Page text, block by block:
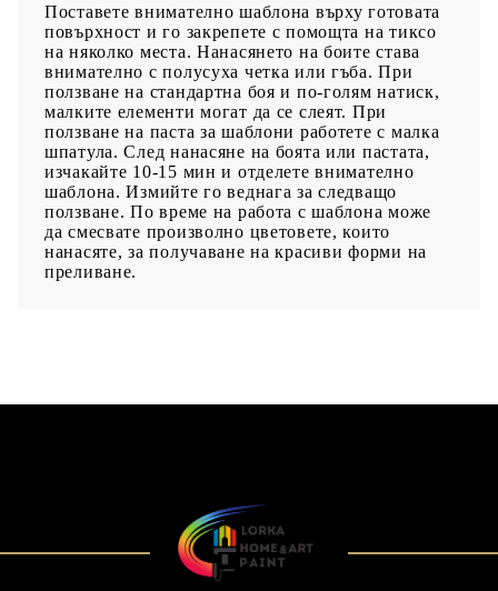
Поставете внимателно шаблона върху готовата
повърхност и го закрепете с помощта на тиксо
на няколко места. Нанасянето на боите става
внимателно с полусуха четка или гъба. При
ползване на стандартна боя и по-голям натиск,
малките елементи могат да се слеят. При
ползване на паста за шаблони работете с малка
шпатула. След нанасяне на боята или пастата,
изчакайте 10-15 мин и отделете внимателно
шаблона. Измийте го веднага за следващо
ползване. По време на работа с шаблона може
да смесвате произволно цветовете, които
нанасяте, за получаване на красиви форми на
преливане.